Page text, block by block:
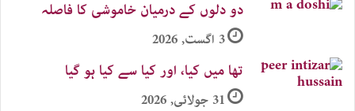
دو دلوں کے درمیان خاموشی کا فاصلہ
3 اگست, 2026
تھا میں کیا، اور کیا سے کیا ہو گیا
31 جولائی, 2026